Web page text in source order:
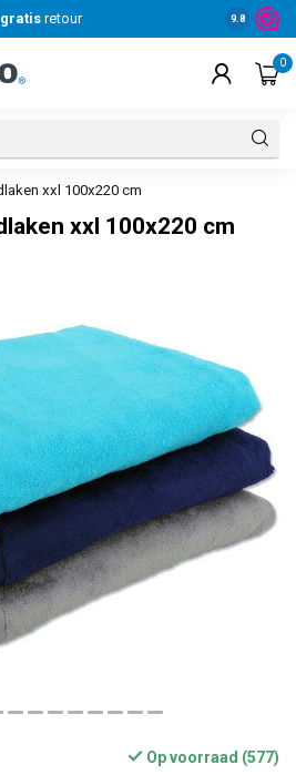
gratis retour Voor
9.8
0
xxl 100x220 cm
xxl 100x220 cm
Op voorraad (577)